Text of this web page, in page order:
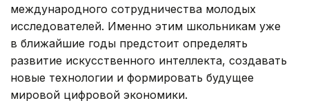
международного сотрудничества молодых
исследователей. Именно этим школьникам уже
в ближайшие годы предстоит определять
развитие искусственного интеллекта, создавать
новые технологии и формировать будущее
мировой цифровой экономики.